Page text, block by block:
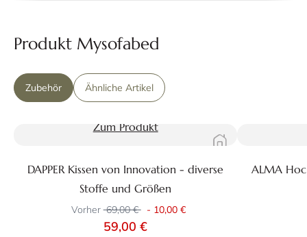
Produkt Mysofabed
Zubehör Ähnliche Artikel
Zum Produkt
DAPPER Kissen von Innovation - diverse
Stoffe und Größen
Vorher 69,00 € - 10,00 €
59,00 €
ALMA